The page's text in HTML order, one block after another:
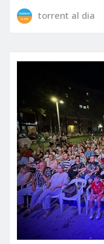
torrent al dia